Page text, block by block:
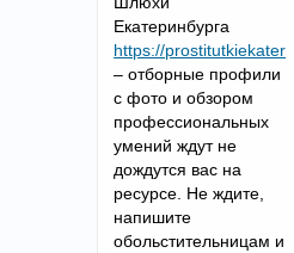
Екатеринбурга
https://
– отборные профили
с фото и обзором
профессиональных
умений ждут не
дождутся вас на
ресурсе. Не ждите,
напишите
обольстительницам и